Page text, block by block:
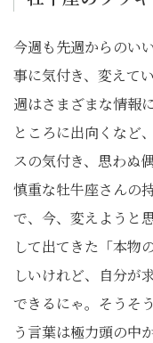
今週も先週からのい
事に気付き、変えて
週はさまざまな情報
ところに出向くなど
スの気付き、思わぬ
慎重な牡牛座さんの
で、今、変えようと
して出てきた「本物
しいけれど、自分が
できるにゃ。そうそ
う言葉は極力頭の中